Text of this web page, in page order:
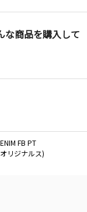
な商品を購入して
FB PT
リジナルス)